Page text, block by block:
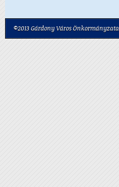
©2013 Gárdony Város Önkormányzata